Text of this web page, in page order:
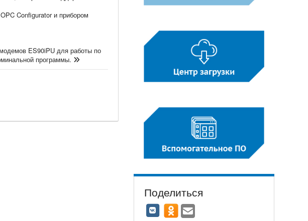
Configurator и прибором
ES90iPU для работы по
программы.
Поделиться